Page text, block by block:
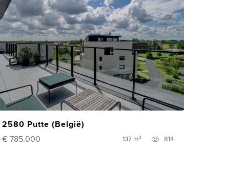
2580 Putte (België)
€ 785.000
137 m² 814